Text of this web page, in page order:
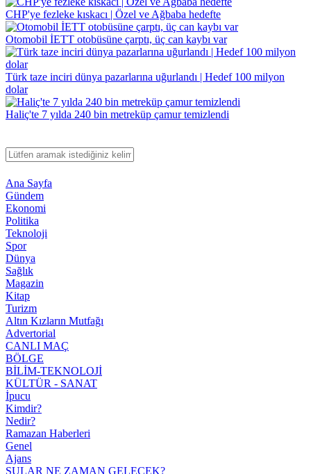
CHP'ye fezleke kıskacı | Özel ve Ağbaba hedefte
Otomobil İETT otobüsüne çarptı, üç can kaybı var
Türk taze inciri dünya pazarlarına uğurlandı | Hedef 100 milyon
dolar
Haliç'te 7 yılda 240 bin metreküp çamur temizlendi
Ana Sayfa
Gündem
Ekonomi
Politika
Teknoloji
Spor
Dünya
Sağlık
Magazin
Kitap
Turizm
Altın Kızların Mutfağı
Advertorial
CANLI MAÇ
BÖLGE
BİLİM-TEKNOLOJİ
KÜLTÜR - SANAT
İpucu
Kimdir?
Nedir?
Ramazan Haberleri
Genel
Ajans
SULAR NE ZAMAN GELECEK?